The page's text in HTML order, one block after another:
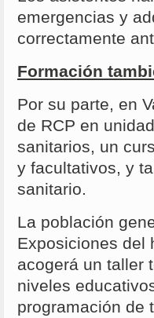
emergencias y
correctamente
Formación
Por su parte, en
de RCP en
sanitarios, un
y facultativos, y
sanitario.
La población
Exposiciones del
acogerá un taller
niveles
programación de